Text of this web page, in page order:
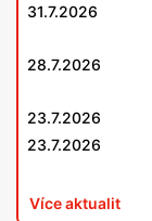
31.7.2026
28.7.2026
23.7.2026
23.7.2026
Více aktualit